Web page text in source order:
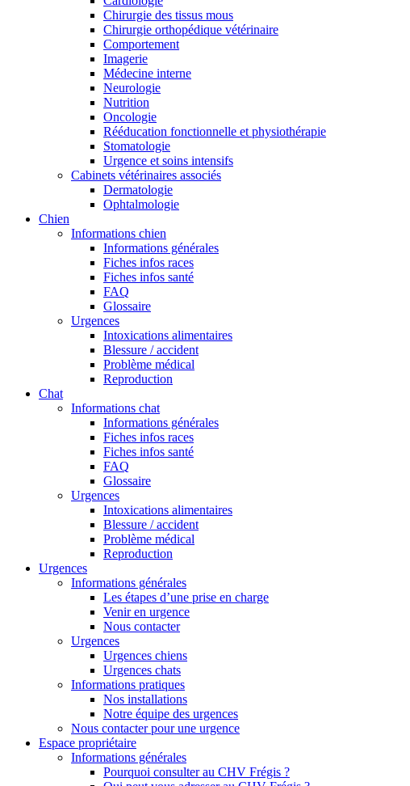
Chirurgie des tissus mous
Chirurgie orthopédique vétérinaire
Comportement
Imagerie
Médecine interne
Neurologie
Nutrition
Oncologie
Rééducation fonctionnelle et physiothérapie
Stomatologie
Urgence et soins intensifs
Cabinets vétérinaires associés
Dermatologie
Ophtalmologie
Chien
Informations chien
Informations générales
Fiches infos races
Fiches infos santé
FAQ
Glossaire
Urgences
Intoxications alimentaires
Blessure / accident
Problème médical
Reproduction
Chat
Informations chat
Informations générales
Fiches infos races
Fiches infos santé
FAQ
Glossaire
Urgences
Intoxications alimentaires
Blessure / accident
Problème médical
Reproduction
Urgences
Informations générales
Les étapes d’une prise en charge
Venir en urgence
Nous contacter
Urgences
Urgences chiens
Urgences chats
Informations pratiques
Nos installations
Notre équipe des urgences
Nous contacter pour une urgence
Espace propriétaire
Informations générales
Pourquoi consulter au CHV Frégis ?